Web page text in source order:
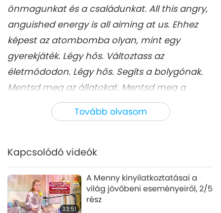
Tovább olvasom
önmagunkat és a családunkat. All this angry,
anguished energy is all aiming at us. Ehhez
képest az atombomba olyan, mint egy
gyerekjáték. Légy hős. Változtass az
életmódodon. Légy hős. Segíts a bolygónak.
Mentsd meg az állatokat. Mentsd meg a
világunkat. Együtt imádkozunk. Ha nem is
tudsz vegán lenni most, csak imádkozz, hogy
Kérlek, csatlakozz hozzánk, hogy minden
vasárnap együtt meditáljunk este 9 órakor,
Hongkongi idő szerint. Imáink erősek, mert
mögöttük áll a Mennyország, a Szentek és
Kapcsolódó videók
33:51
A Menny kinyilatkoztatásai a
világ jövőbeni eseményeiről, 2/5
rész